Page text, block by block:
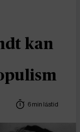
kan
6 min lästid